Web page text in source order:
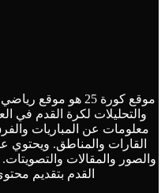
موقع كورة 25 هو موقع رياضي
لكرة القدم في العالم
عن المباريات والفرق
والمناطق. ويحتوي على
والمقالات والتصويتات. يهدف
القدم بتقديم محتوى غني